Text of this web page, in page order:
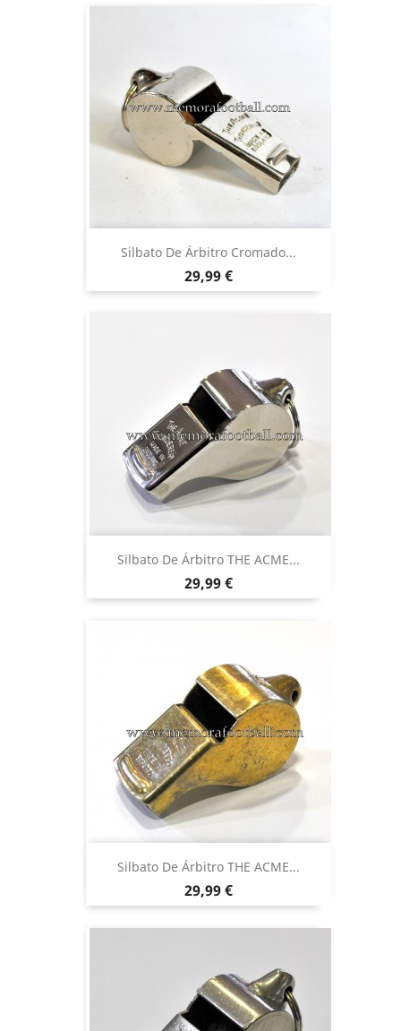
Silbato De Árbitro Cromado...
Precio
29,99 €
Silbato De Árbitro THE ACME...
Precio
29,99 €
Silbato De Árbitro THE ACME...
Precio
29,99 €